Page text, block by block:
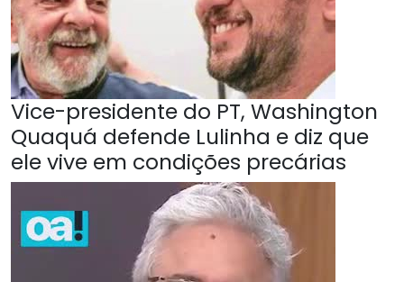
Vice-presidente do PT, Washington
Quaquá defende Lulinha e diz que
ele vive em condições precárias